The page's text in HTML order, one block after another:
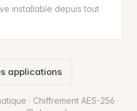
installable depuis tout
applications
· Chiffrement AES-256 ·